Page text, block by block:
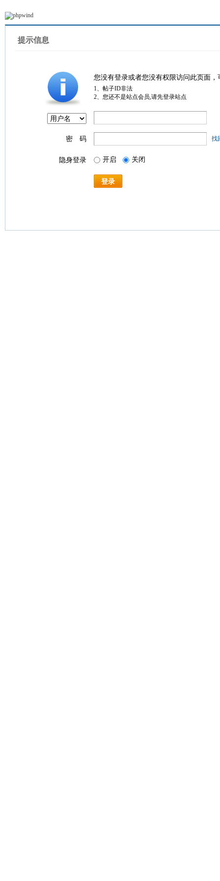
提示信息
您没有登录或者您没有权限访问此页面
1、帖子ID非法
2、您还不是站点会员,请先登录站点
密 码 找
隐身登录 开启 关闭
登录